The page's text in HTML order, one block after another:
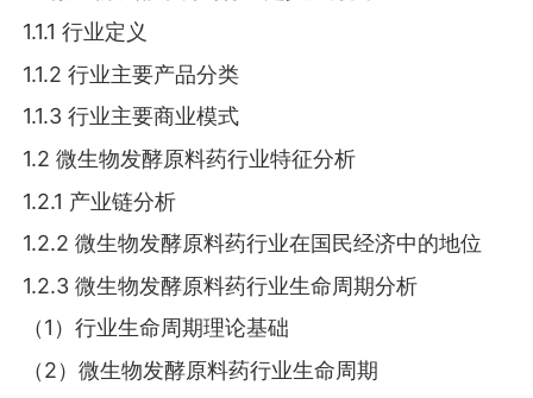
1.1.1 行业定义
1.1.2 行业主要产品分类
1.1.3 行业主要商业模式
1.2 微生物发酵原料药行业特征分析
1.2.1 产业链分析
1.2.2 微生物发酵原料药行业在国民经济中的地位
1.2.3 微生物发酵原料药行业生命周期分析
（1）行业生命周期理论基础
（2）微生物发酵原料药行业生命周期